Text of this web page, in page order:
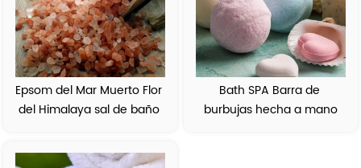
Epsom del Mar Muerto Flor
del Himalaya sal de baño
Bath SPA Barra de
burbujas hecha a mano